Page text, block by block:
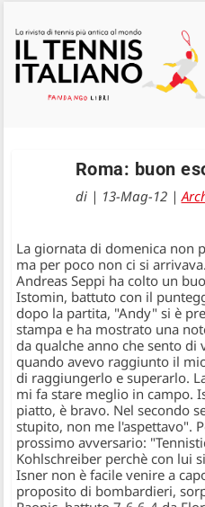
Roma: buon
di | 13-Mag-12|
La giornata di domenica non
ma per poco non ci si
Andreas Seppi ha colto un
Istomin, battuto con il
dopo la partita, "Andy" si è
stampa e ha mostrato una
da qualche anno che sento di
quando avevo raggiunto il
di raggiungerlo e superarlo.
mi fa stare meglio in campo.
piatto, è bravo. Nel secondo
stupito, non me l'aspettavo".
prossimo avversario:
Kohlschreiber perchè con lui
Isner non è facile venire a
proposito di bombardieri,